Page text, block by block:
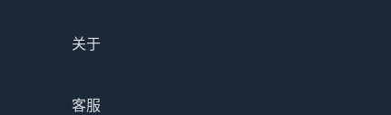
关于
客服